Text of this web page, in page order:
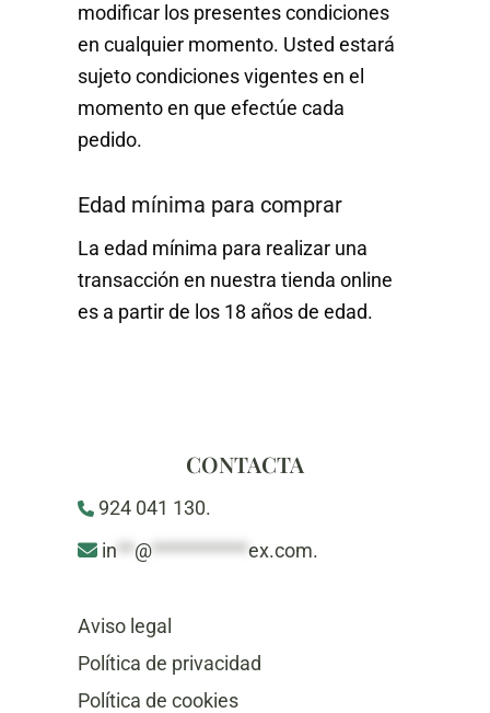
CONTACTA
924 041 130.
in ** @***********ex.com.
Aviso legal
Política de privacidad
Política de cookies
modificar los presentes condiciones
en cualquier momento. Usted estará
sujeto condiciones vigentes en el
momento en que efectúe cada
pedido.
Edad mínima para comprar
La edad mínima para realizar una
transacción en nuestra tienda online
es a partir de los 18 años de edad.